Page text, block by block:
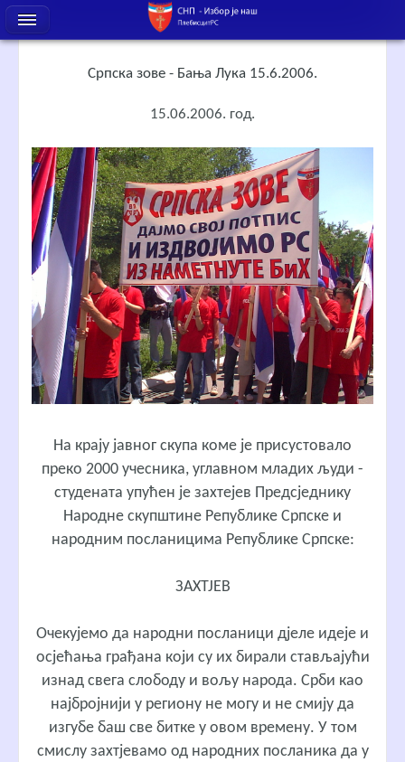
Српска зове - Бања Лука 15.6.2006.
15.06.2006. год.
На крају јавног скупа коме је присустовало
преко 2000 учесника, углавном младих људи -
студената упућен је захтејев Предсједнику
Народне скупштине Републике Српске и
народним посланицима Републике Српске:
ЗАХТЈЕВ
Очекујемо да народни посланици дјеле идеје и
осјећања грађана који су их бирали стављајући
изнад свега слободу и вољу народа. Срби као
најбројнији у региону не могу и не смију да
изгубе баш све битке у овом времену. У том
смислу захтјевамо од народних посланика да у